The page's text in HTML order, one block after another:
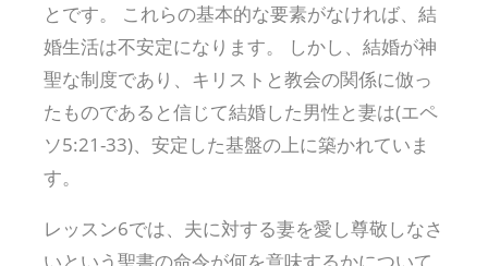
とです。 これらの基本的な要素がなければ、結
婚生活は不安定になります。 しかし、結婚が神
聖な制度であり、キリストと教会の関係に倣っ
たものであると信じて結婚した男性と妻は(エペ
ソ5:21-33)、安定した基盤の上に築かれていま
す。
レッスン6では、夫に対する妻を愛し尊敬しなさ